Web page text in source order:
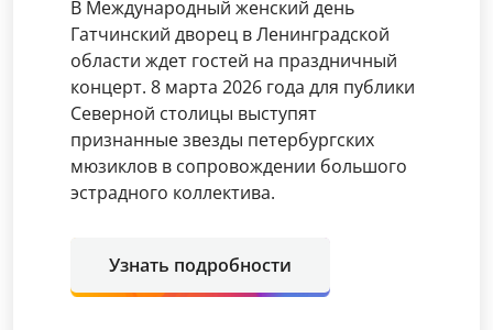
В Международный женский день
Гатчинский дворец в Ленинградской
области ждет гостей на праздничный
концерт. 8 марта 2026 года для публики
Северной столицы выступят
признанные звезды петербургских
мюзиклов в сопровождении большого
эстрадного коллектива.
Узнать подробности